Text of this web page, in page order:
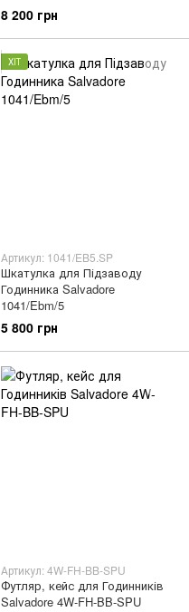
8 200 грн
ХІТ
Артикул: 1041/EB5.SP
Шкатулка для Підзаводу
Годинника Salvadore
1041/Ebm/5
5 800 грн
Артикул: 4W-FH-BB-SPU
Футляр, кейс для Годинників
Salvadore 4W-FH-BB-SPU